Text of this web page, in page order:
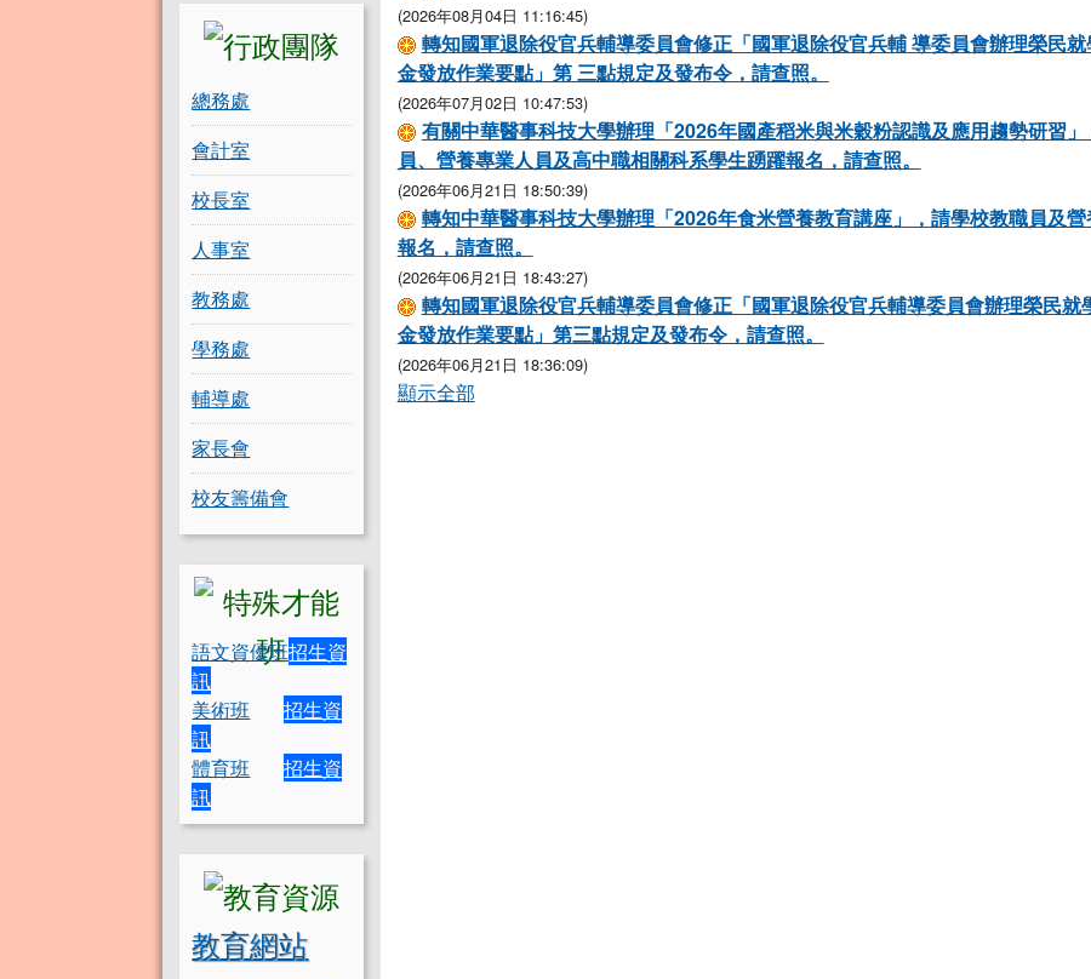
總務處
會計室
校長室
人事室
教務處
學務處
輔導處
家長會
校友籌備會
語文資優班招生資
訊
美術班
招生資
訊
體育班
招生資
訊
教育網站
(2026年08月04日 11:16:45)
轉知國軍退除役官兵輔導委員會修正「國軍退除役官兵輔 導委員會辦理榮民
金發放作業要點」第 三點規定及發布令，請查照。
(2026年07月02日 10:47:53)
有關中華醫事科技大學辦理「2026年國產稻米與米穀粉認識及應用趨勢研習
員、營養專業人員及高中職相關科系學生踴躍報名，請查照。
(2026年06月21日 18:50:39)
轉知中華醫事科技大學辦理「2026年食米營養教育講座」，請學校教職員及
報名，請查照。
(2026年06月21日 18:43:27)
轉知國軍退除役官兵輔導委員會修正「國軍退除役官兵輔導委員會辦理榮民就
金發放作業要點」第三點規定及發布令，請查照。
(2026年06月21日 18:36:09)
顯示全部